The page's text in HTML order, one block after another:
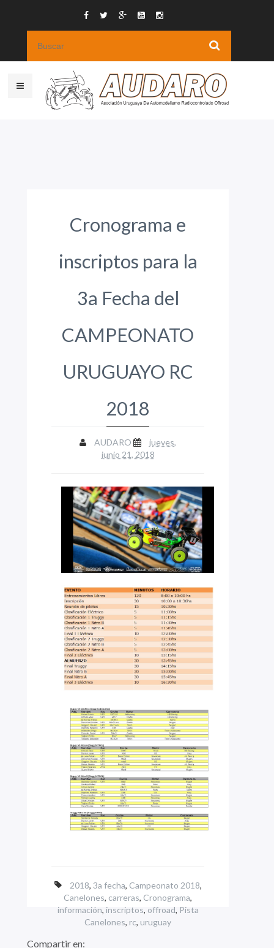
Cronograma e
inscriptos para la
3a Fecha del
CAMPEONATO
URUGUAYO RC
2018
AUDARO
jueves,
junio 21, 2018
2018, 3a fecha, Campeonato 2018,
Canelones, carreras, Cronograma,
información, inscriptos, offroad, Pista
Canelones, rc, uruguay
Compartir en: